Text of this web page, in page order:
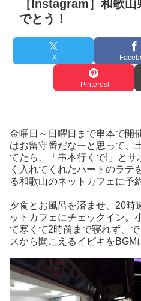
［Instagram］和歌
でとう！
X
Pinterest
金曜日～日曜日まで串本で開
はお留守番だなーと思って、
てたら、「串本行くで!」とサ
く入れてくれたハートのラテ
る和歌山のネットカフェに予
夕食とお風呂を済ませ、20時
ットカフェにチェックイン。
て寒くて2時前まで寝れず、
スから聞こえるイビキをBGM